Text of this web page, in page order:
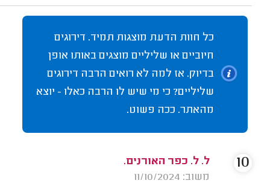
כל חוות הדעת מוצגות תמיד. דירוגים
חיוביים או שליליים מוצגים באותו אופן
בדיוק. אז למה לא רואים הרבה דירוגים
שליליים? כי מי שיש לו הרבה כאלו - יוצא
מהאתר. ככה פשוט.
ל. ל. כפר האורנים.
משוב: 11/10/2024
10